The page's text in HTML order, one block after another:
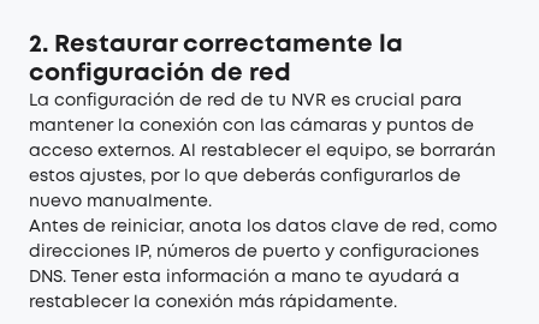
2. Restaurar correctamente la
configuración de red
La configuración de red de tu NVR es crucial para
mantener la conexión con las cámaras y puntos de
acceso externos. Al restablecer el equipo, se borrarán
estos ajustes, por lo que deberás configurarlos de
nuevo manualmente.
Antes de reiniciar, anota los datos clave de red, como
direcciones IP, números de puerto y configuraciones
DNS. Tener esta información a mano te ayudará a
restablecer la conexión más rápidamente.